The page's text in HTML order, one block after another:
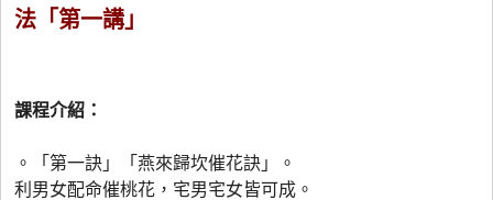
法「第一講」
課程介紹：
。「第一訣」「燕來歸坎催花訣」。
利男女配命催桃花，宅男宅女皆可成。